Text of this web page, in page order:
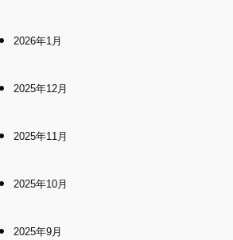
2026年1月
2025年12月
2025年11月
2025年10月
2025年9月